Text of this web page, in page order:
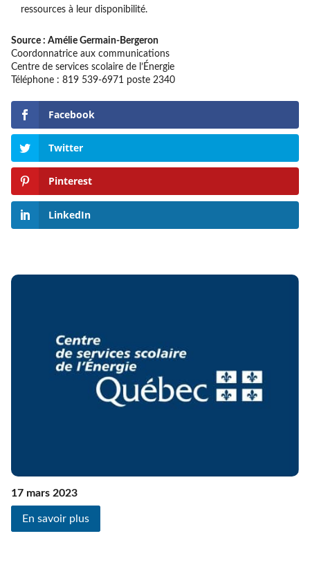
ressources à leur disponibilité.
Source : Amélie Germain-Bergeron
Coordonnatrice aux communications
Centre de services scolaire de l’Énergie
Téléphone : 819 539-6971 poste 2340
Facebook
Twitter
Pinterest
LinkedIn
17 mars 2023
En savoir plus